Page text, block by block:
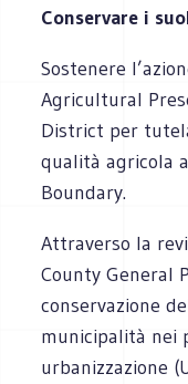
Conservare i
Sostenere
Agricultural
District per
qualità agricola
Boundary.
Attraverso la
County General
conservazione
municipalità nei
urbanizzazione